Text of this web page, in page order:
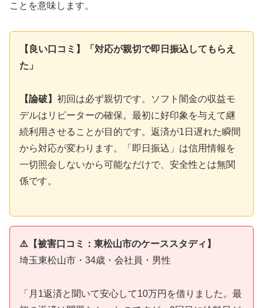
ことを意味します。
【良い口コミ】「対応が親切で即日振込してもらえ
た」
【論破】 初回は必ず親切です。ソフト闇金の収益モ
デルはリピーターの確保。最初に好印象を与えて継
続利用させることが目的です。返済が1日遅れた瞬間
から対応が変わります。「即日振込」は信用情報を
一切照会しないから可能なだけで、安全性とは無関
係です。
⚠️【被害口コミ：東松山市のケーススタディ】
埼玉東松山市・34歳・会社員・男性
「月1返済と聞いて安心して10万円を借りました。最